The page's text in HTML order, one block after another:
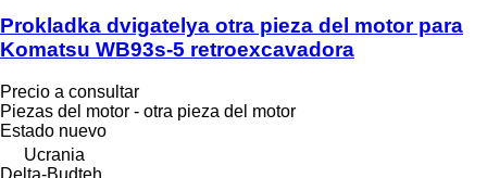
Prokladka dvigatelya otra pieza del motor para
Komatsu WB93s-5 retroexcavadora
Precio a consultar
Piezas del motor - otra pieza del motor
Estado nuevo
Ucrania